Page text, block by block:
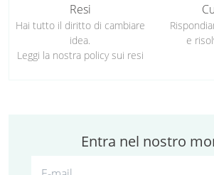
Resi
Hai tutto il diritto di cambiare
idea.
Leggi la nostra policy sui resi
e
Entra nel nostro